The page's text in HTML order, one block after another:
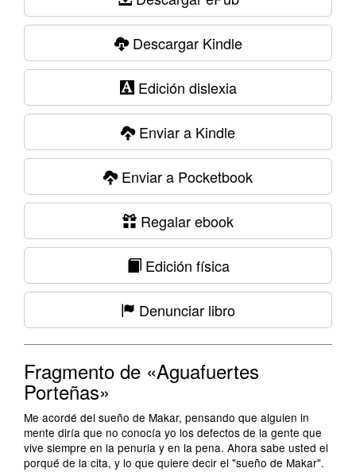
Descargar Kindle
Edición dislexia
Enviar a Kindle
Enviar a Pocketbook
Regalar ebook
Edición física
Denunciar libro
Fragmento de «Aguafuertes
Porteñas»
Me acordé del sueño de Makar, pensando que alguien in
mente diría que no conocía yo los defectos de la gente que
vive siempre en la penuria y en la pena. Ahora sabe usted el
porqué de la cita, y lo que quiere decir el "sueño de Makar".